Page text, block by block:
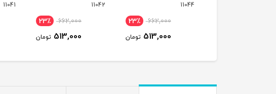
11042
662,000 23٪
513,000 تومان
11041
662,000 23٪
513,000 تومان